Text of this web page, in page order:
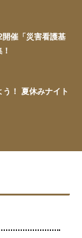
開催「災害看護基
う！ 夏休みナイト